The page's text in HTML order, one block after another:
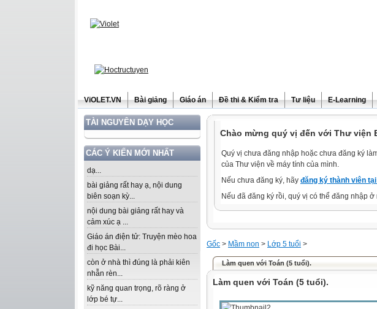
ViOLET.VN Bài giảng Giáo án Đề thi & Kiểm tra Tư liệu E-Learning
TÀI NGUYÊN DẠY HỌC
CÁC Ý KIẾN MỚI NHẤT
dạ...
bài giảng rất hay ạ, nội dung
biên soạn kỳ...
nội dung bài giảng rất hay và
cảm xúc ạ ...
Giáo án điện tử: Truyện mèo hoa
đi học Bài...
còn ở nhà thì đúng là phải kiên
nhẫn rèn...
kỹ năng quan trọng, rõ ràng ở
lớp bé tự...
Chào mừng quý vị đến với Thư viện
Quý vị chưa đăng nhập hoặc chưa đăng ký
của Thư viện về máy tính của mình.
Nếu chưa đăng ký, hãy đăng ký thành viên
Nếu đã đăng ký rồi, quý vị có thể đăng nhập
Gốc > Mầm non > Lớp 5 tuổi >
Làm quen với Toán (5 tuổi).
Làm quen với Toán (5 tuổi).